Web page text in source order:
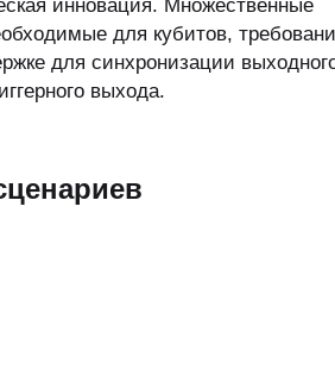
инновация. Множественные
для кубитов,
для синхронизации
выхода.